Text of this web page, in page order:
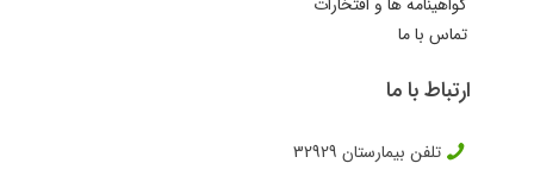
تماس با ما
ارتباط با ما
تلفن بیمارستان 32929